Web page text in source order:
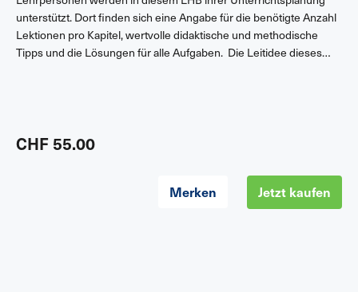
unterstützt. Dort finden sich eine Angabe für die benötigte Anzahl
Lektionen pro Kapitel, wertvolle didaktische und methodische
Tipps und die Lösungen für alle Aufgaben. Die Leitidee dieses
vielfältigen und differenzierten Lernmöglichkeiten an, damit die
CHF 55.00
Merken Jetzt kaufen